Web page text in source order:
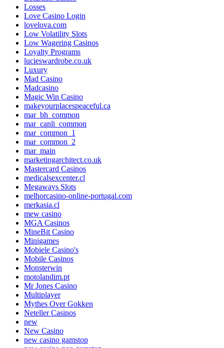
Losses
Love Casino Login
lovelova.com
Low Volatility Slots
Low Wagering Casinos
Loyalty Programs
lucieswardrobe.co.uk
Luxury
Mad Casino
Madcasino
Magic Win Casino
makeyourplacespeaceful.ca
mar_bh_common
mar_canli_common
mar_common_1
mar_common_2
mar_main
marketingarchitect.co.uk
Mastercard Casinos
medicalsexcenter.cl
Megaways Slots
melhorcasino-online-portugal.com
merkasia.cl
mew casino
MGA Casinos
MineBit Casino
Minigames
Mobiele Casino's
Mobile Casinos
Monsterwin
motolandim.pt
Mr Jones Casino
Multiplayer
Mythes Over Gokken
Neteller Casinos
new
New Casino
new casino gamstop